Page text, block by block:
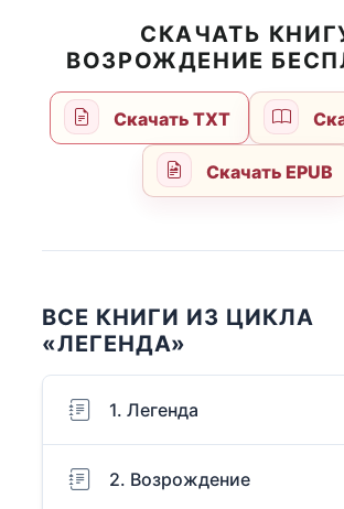
СКАЧАТЬ
ВОЗРОЖДЕНИЕ
Скачать TXT
Скачать EPUB
ВСЕ КНИГИ ИЗ ЦИКЛА
«ЛЕГЕНДА»
1. Легенда
2. Возрождение